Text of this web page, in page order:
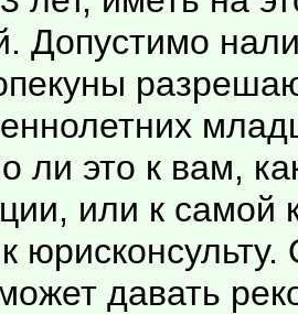
Допустимо
ли это к вам,
или к самой
давать